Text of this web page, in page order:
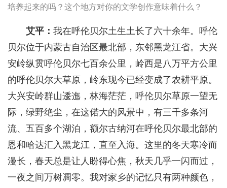
培养起来的吗？这个地方对你的文学创作意味着什么？
艾平： 我在呼伦贝尔土生土长了六十余年。呼伦
贝尔位于内蒙古自治区最北部，东邻黑龙江省。大兴
安岭纵贯呼伦贝尔七百余公里，岭西是八万平方公里
的呼伦贝尔大草原，岭东现今已经变成了农耕平原。
大兴安岭群山逶迤，林海茫茫，呼伦贝尔草原一望无
际，绿野绝尘，在这偌大的风景中，有三千多条河
流、五百多个湖泊，额尔古纳河在呼伦贝尔最北部的
恩和哈达汇入黑龙江，直至入海。这里的冬天寒冷而
漫长，春天总是让人盼得心焦，秋天几乎一闪而过，
一夜之间万树凋零。我对家乡的记忆只有两种颜色，